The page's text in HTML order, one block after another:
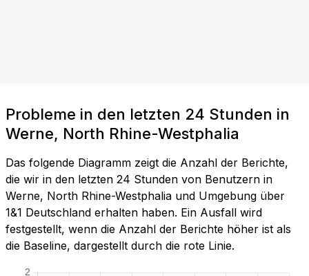
Probleme in den letzten 24 Stunden in
Werne, North Rhine-Westphalia
Das folgende Diagramm zeigt die Anzahl der Berichte,
die wir in den letzten 24 Stunden von Benutzern in
Werne, North Rhine-Westphalia und Umgebung über
1&1 Deutschland erhalten haben. Ein Ausfall wird
festgestellt, wenn die Anzahl der Berichte höher ist als
die Baseline, dargestellt durch die rote Linie.